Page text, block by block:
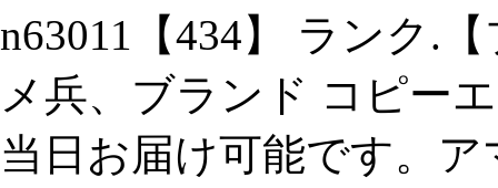
n63011【434】 ランク.
メ兵、ブランド コピー
当日お届け可能です。